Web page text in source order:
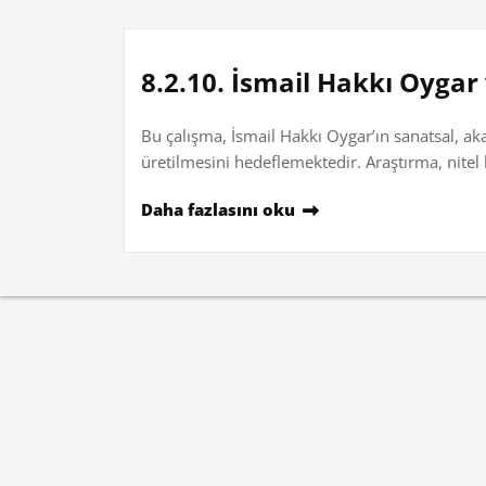
8.2.10. İsmail Hakkı
Bu çalışma, İsmail Hakkı Oygar’ın
üretilmesini hedeflemektedir. Araştırma, nitel
Daha fazlasını oku